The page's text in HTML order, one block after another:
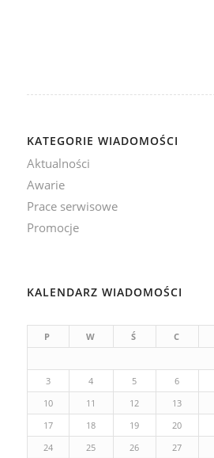
KATEGORIE WIADOMOŚCI
Aktualności
Awarie
Prace serwisowe
Promocje
KALENDARZ WIADOMOŚCI
P W Ś C
3
4 5 6
10
11 12 13
17
18 19 20
24
25 26 27